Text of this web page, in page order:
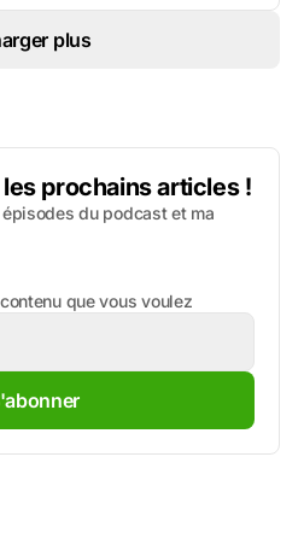
plus
prochains articles !
du podcast et ma
que vous voulez